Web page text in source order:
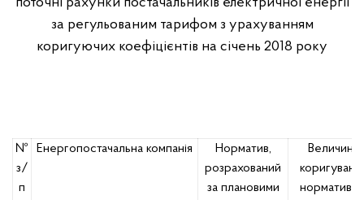
за регульованим тарифом з урахуванням
коригуючих коефіцієнтів на січень 2018 року
№
з/
п
Енергопостачальна компанія
Норматив,
розрахований
за плановими
Величина
нормативу